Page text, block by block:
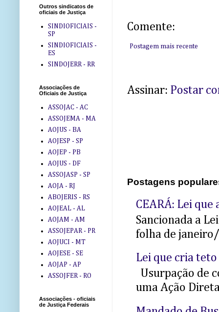
Comente:
Postagem mais recente
Assinar: Postar
Postagens
CEARÁ: Lei
Sancionada a
folha de
Lei que cria
Usurpação de
uma Ação
Outros sindicatos de
oficiais de Justiça
SINDIOFICIAIS -
SP
SINDIOFICIAIS -
ES
SINDOJERR - RR
Associações de
Oficiais de Justiça
ASSOJAC - AC
ASSOJEMA - MA
AOJUS - BA
AOJESP - SP
AOJEP - PB
AOJUS - DF
ASSOJASP - SP
AOJA - RJ
ABOJERIS - RS
AOJEAL - AL
AOJAM - AM
ASSOJEPAR - PR
AOJUCI - MT
AOJESE - SE
AOJAP - AP
ASSOJFER - RO
Associações - oficiais
de Justiça Federais